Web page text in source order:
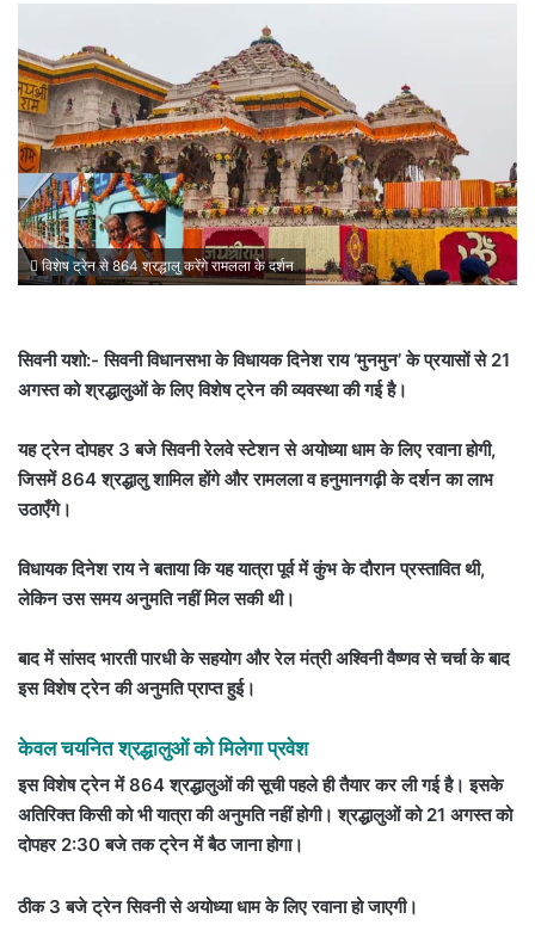
विशेष ट्रेन से 864 श्रद्धालु करेंगे रामलला के दर्शन
सिवनी यशो:- सिवनी विधानसभा के विधायक दिनेश राय ‘मुनमुन’ के प्रयासों से 21
अगस्त को श्रद्धालुओं के लिए विशेष ट्रेन की व्यवस्था की गई है।
यह ट्रेन दोपहर 3 बजे सिवनी रेलवे स्टेशन से अयोध्या धाम के लिए रवाना होगी,
जिसमें 864 श्रद्धालु शामिल होंगे और रामलला व हनुमानगढ़ी के दर्शन का लाभ
उठाएँगे।
विधायक दिनेश राय ने बताया कि यह यात्रा पूर्व में कुंभ के दौरान प्रस्तावित थी,
लेकिन उस समय अनुमति नहीं मिल सकी थी।
बाद में सांसद भारती पारधी के सहयोग और रेल मंत्री अश्विनी वैष्णव से चर्चा के बाद
इस विशेष ट्रेन की अनुमति प्राप्त हुई।
केवल चयनित श्रद्धालुओं को मिलेगा प्रवेश
इस विशेष ट्रेन में 864 श्रद्धालुओं की सूची पहले ही तैयार कर ली गई है। इसके
अतिरिक्त किसी को भी यात्रा की अनुमति नहीं होगी। श्रद्धालुओं को 21 अगस्त को
दोपहर 2:30 बजे तक ट्रेन में बैठ जाना होगा।
ठीक 3 बजे ट्रेन सिवनी से अयोध्या धाम के लिए रवाना हो जाएगी।